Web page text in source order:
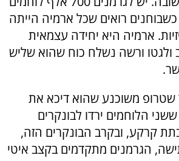
רואים שכל ארמיה הייתה
ארמיה היא יחידה עצמאית
ולגטו ורשה נשלח כוח שהוא שליש
שטרופ משוכנע שהוא דיכא את
הלוחמים ירדו לבונקרים
קרקע, ובקרב הבונקרים הזה,
הגרמנים מתקדמים בקצב איטי